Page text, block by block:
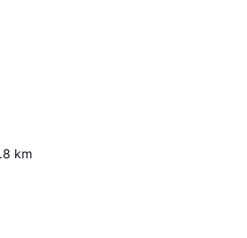
km